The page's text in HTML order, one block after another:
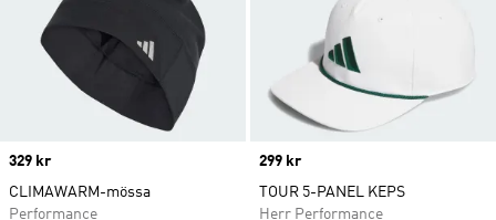
Price
329 kr
CLIMAWARM-mössa
Performance
Price
299 kr
TOUR 5-PANEL KEPS
Herr Performance